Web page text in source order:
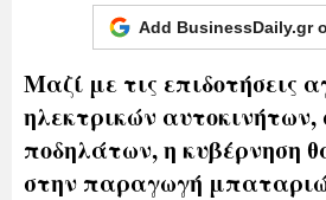
Add BusinessDaily.gr
Μαζί με τις επιδοτήσεις
ηλεκτρικών αυτοκινήτων,
ποδηλάτων, η κυβέρνηση
στην παραγωγή